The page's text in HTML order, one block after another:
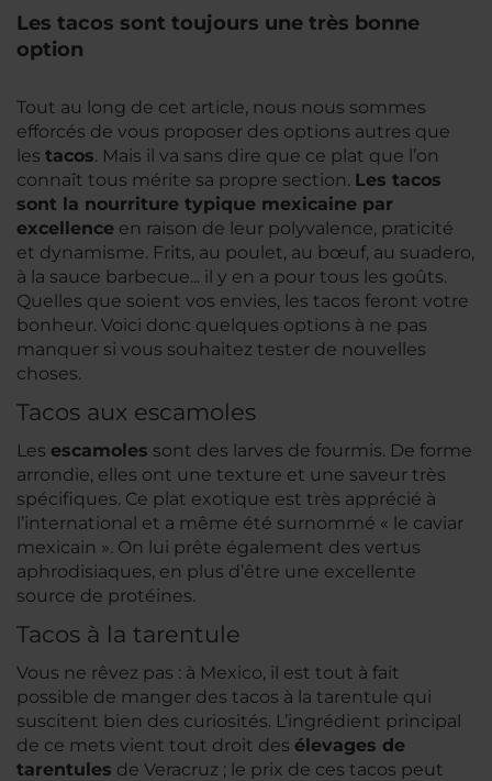
Les tacos sont toujours une très bonne
option
Tout au long de cet article, nous nous sommes
efforcés de vous proposer des options autres que
les tacos. Mais il va sans dire que ce plat que l’on
connaît tous mérite sa propre section. Les tacos
sont la nourriture typique mexicaine par
excellence en raison de leur polyvalence, praticité
et dynamisme. Frits, au poulet, au bœuf, au suadero,
à la sauce barbecue... il y en a pour tous les goûts.
Quelles que soient vos envies, les tacos feront votre
bonheur. Voici donc quelques options à ne pas
manquer si vous souhaitez tester de nouvelles
choses.
Tacos aux escamoles
Les escamoles sont des larves de fourmis. De forme
arrondie, elles ont une texture et une saveur très
spécifiques. Ce plat exotique est très apprécié à
l’international et a même été surnommé « le caviar
mexicain ». On lui prête également des vertus
aphrodisiaques, en plus d’être une excellente
source de protéines.
Tacos à la tarentule
Vous ne rêvez pas : à Mexico, il est tout à fait
possible de manger des tacos à la tarentule qui
suscitent bien des curiosités. L’ingrédient principal
de ce mets vient tout droit des élevages de
tarentules de Veracruz ; le prix de ces tacos peut